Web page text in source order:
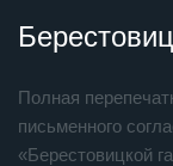
Полная
письменного
«Берестовицкой